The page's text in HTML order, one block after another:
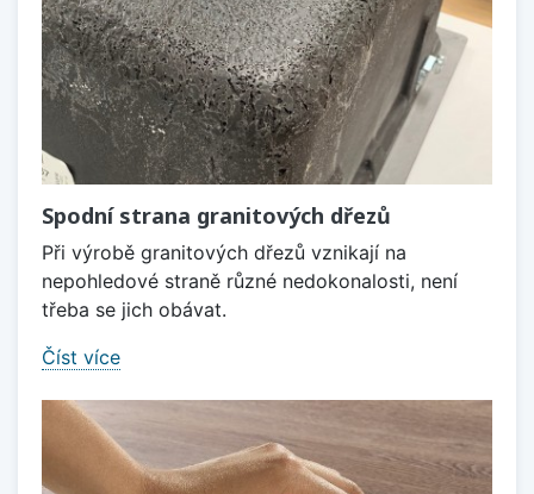
Spodní strana granitových dřezů
Při výrobě granitových dřezů vznikají na
nepohledové straně různé nedokonalosti, není
třeba se jich obávat.
Číst více